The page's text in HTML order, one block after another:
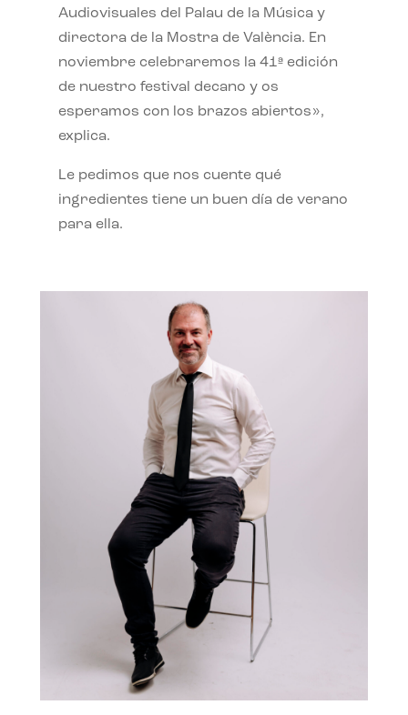
Audiovisuales del Palau de la Música y
directora de la Mostra de València. En
noviembre celebraremos la 41ª edición
de nuestro festival decano y os
esperamos con los brazos abiertos»,
explica.
Le pedimos que nos cuente qué
ingredientes tiene un buen día de verano
para ella.